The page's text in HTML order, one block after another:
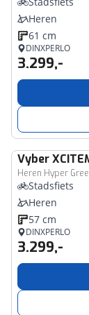
Heren
61 cm
DINXPERLO
3.299,-
Vyber
Heren Hyper
Stadsfiets
Heren
57 cm
DINXPERLO
3.299,-